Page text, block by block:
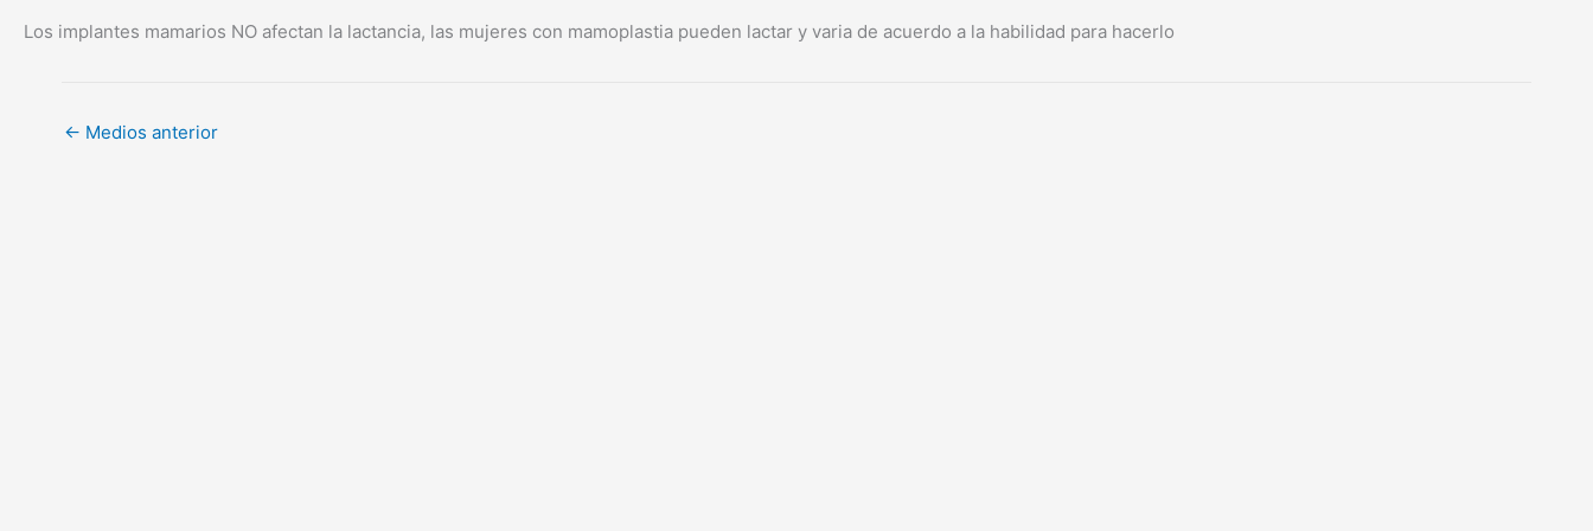
Los implantes mamarios NO afectan la lactancia, las mujeres con mamoplastia pueden lactar y varia de acuerdo a la habilidad para hacerlo
← Medios anterior